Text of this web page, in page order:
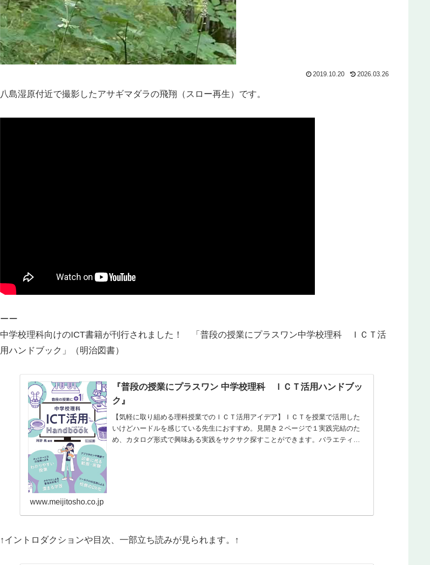
2019.10.20 2026.03.26
八島湿原付近で撮影したアサギマダラの飛翔（スロー再生）です。
ーー
中学校理科向けのICT書籍が刊行されました！ 「 普段の授業にプラスワン中学校理科 ＩＣＴ活
用ハンドブック 」（明治図書）
『普段の授業にプラスワン 中学校理科 ＩＣＴ活用ハンドブッ
ク』
【気軽に取り組める理科授業でのＩＣＴ活用アイデア】ＩＣＴを授業で活用した
いけどハードルを感じている先生におすすめ。見開き２ページで１実践完結のた
め、カタログ形式で興味ある実践をサクサク探すことができます。バラエティに
www.meijitosho.co.jp
↑イントロダクションや目次、一部立ち読みが見られます。↑